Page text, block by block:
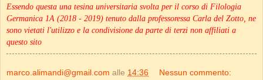
Essendo questa una tesina universitaria svolta per il corso di Filologia
Germanica 1A (2018 - 2019) tenuto dalla professoressa Carla del Zotto, ne
sono vietati l'utilizzo e la condivisione da parte di terzi non affiliati a
questo sito
marco.alimandi@gmail.com alle 14:36 Nessun commento: